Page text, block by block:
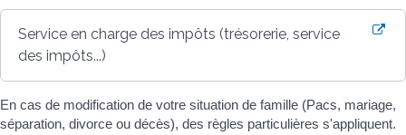
Service en charge des impôts (trésorerie, service
des impôts...)
En cas de modification de votre situation de famille (Pacs, mariage,
séparation, divorce ou décès), des règles particulières s'appliquent.